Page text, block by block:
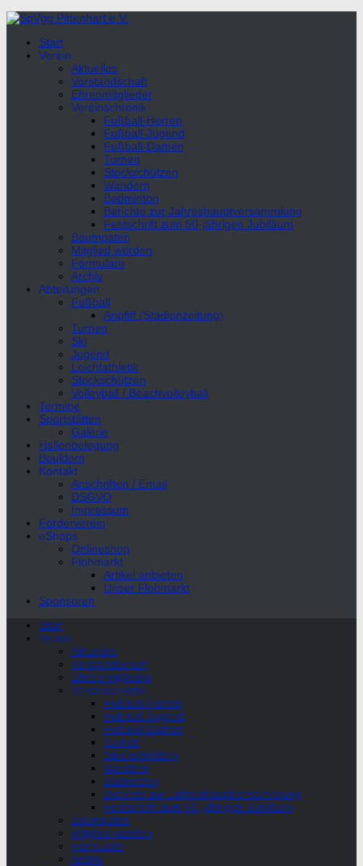
Unter
Inhalt
Start
Verein
Aktuelles
Vorstandschaft
Ehrenmitglieder
Vereinschronik
Fußball-Herren
Fußball-Jugend
Fußball-Damen
Turnen
Stockschützen
Wandern
Badminton
Berichte zur Jahreshauptversammlung
Festschrift zum 50-jährigen Jubiläum
Baumpaten
Mitglied werden
Formulare
Archiv
Abteilungen
Fußball
Anpfiff (Stadionzeitung)
Turnen
Ski
Jugend
Leichtathletik
Stockschützen
Volleyball / Beachvolleyball
Termine
Sportstätten
Galerie
Hallenbelegung
Bouldern
Kontakt
Anschriften / Email
DSGVO
Impressum
Förderverein
eShops
Onlineshop
Flohmarkt
Artikel anbieten
Unser Flohmarkt
Sponsoren
Start
Verein
Aktuelles
Vorstandschaft
Ehrenmitglieder
Vereinschronik
Fußball-Herren
Fußball-Jugend
Fußball-Damen
Turnen
Stockschützen
Wandern
Badminton
Berichte zur Jahreshauptversammlung
Festschrift zum 50-jährigen Jubiläum
Baumpaten
Mitglied werden
Formulare
Archiv